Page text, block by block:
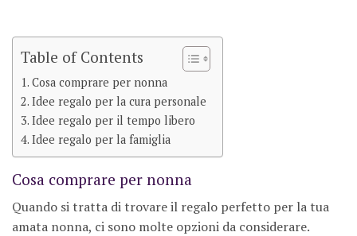
Table of Contents
Cosa comprare per nonna
Idee regalo per la cura personale
Idee regalo per il tempo libero
Idee regalo per la famiglia
Cosa comprare per nonna
Quando si tratta di trovare il regalo perfetto per la tua
amata nonna, ci sono molte opzioni da considerare.